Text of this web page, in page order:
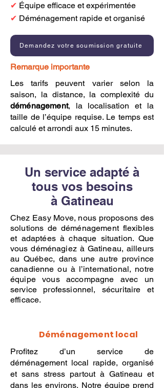
✔ Équipe efficace et expérimentée
✔ Déménagement rapide et organisé
Demandez votre soumission gratuite
Remarque importante
Les tarifs peuvent varier selon la
saison, la distance, la complexité du
déménagement, la localisation et la
taille de l’équipe requise. Le temps est
calculé et arrondi aux 15 minutes.
Un service adapté à
tous vos besoins
à Gatineau
Chez Easy Move, nous proposons des
solutions de déménagement flexibles
et adaptées à chaque situation. Que
vous déménagiez à Gatineau, ailleurs
au Québec, dans une autre province
canadienne ou à l’international, notre
équipe vous accompagne avec un
service professionnel, sécuritaire et
efficace.
Déménagement local
Profitez d’un service de
déménagement local rapide, organisé
et sans stress partout à Gatineau et
dans les environs. Notre équipe prend